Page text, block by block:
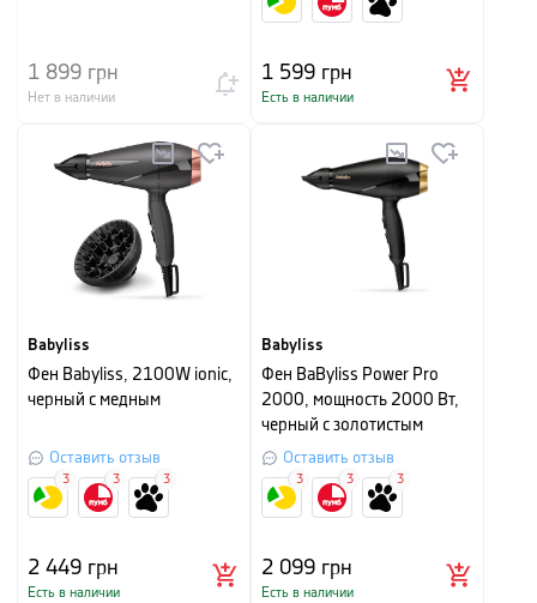
1 899 грн
Нет в наличии
1 599 грн
Есть в наличии
Babyliss
Фен Babyliss, 2100W ionic,
черный с медным
Оставить отзыв
2 449 грн
Есть в наличии
3 3 3
Babyliss
Фен BaByliss Power Pro
2000, мощность 2000 Вт,
черный с золотистым
Оставить отзыв
2 099 грн
Есть в наличии
3 3 3